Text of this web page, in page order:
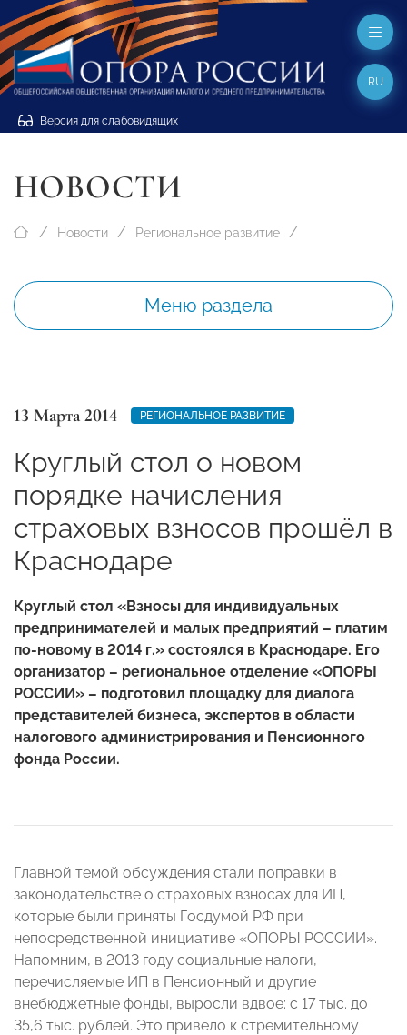
Версия для слабовидящих
RU
НОВОСТИ
Новости Региональное развитие
Меню раздела
13 Марта 2014 РЕГИОНАЛЬНОЕ РАЗВИТИЕ
Круглый стол о новом
порядке начисления
страховых взносов прошёл в
Краснодаре
Круглый стол «Взносы для индивидуальных
предпринимателей и малых предприятий – платим
по-новому в 2014 г.» состоялся в Краснодаре. Его
организатор – региональное отделение «ОПОРЫ
РОССИИ» – подготовил площадку для диалога
представителей бизнеса, экспертов в области
налогового администрирования и Пенсионного
фонда России.
Главной темой обсуждения стали поправки в
законодательстве о страховых взносах для ИП,
которые были приняты Госдумой РФ при
непосредственной инициативе «ОПОРЫ РОССИИ».
Напомним, в 2013 году социальные налоги,
перечисляемые ИП в Пенсионный и другие
внебюджетные фонды, выросли вдвое: с 17 тыс. до
35,6 тыс. рублей. Это привело к стремительному